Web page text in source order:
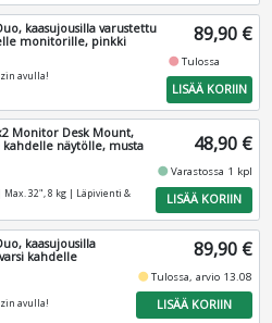
kaasujousilla varustettu
monitorille, pinkki
avulla!
89,90 €
fiber_manual_recordTulossa
LISÄÄ KORIIN
Monitor Desk Mount,
kahdelle näytölle, musta
| Max. 32", 8 kg | Läpivienti &
48,90 €
fiber_manual_recordVarastossa 1 kpl
LISÄÄ KORIIN
kaasujousilla
kahdelle
avulla!
89,90 €
fiber_manual_recordTulossa, arvio 13.08
LISÄÄ KORIIN